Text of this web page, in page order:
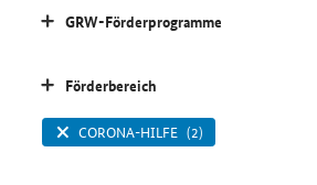
GRW-Förderprogramme
Förderbereich
CORONA-HILFE (2)